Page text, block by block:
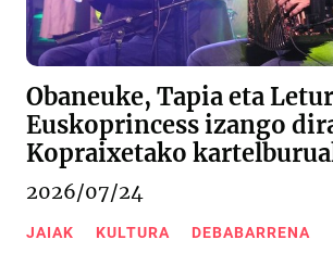
Obaneuke, Tapia eta
Euskoprincess izango
Kopraixetako
2026/07/24
JAIAK KULTURA DEBABARRENA